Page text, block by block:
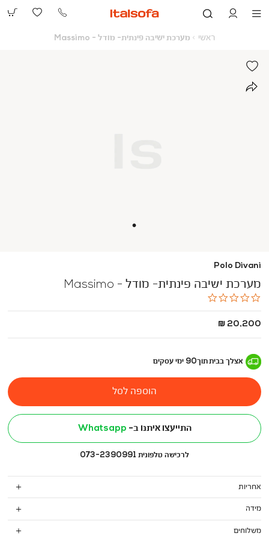
073-
ראשי ראשי
מערכת ישיבה פינתית- מודל - Massimo
Polo Divani
מערכת ישיבה פינתית- מודל - Massimo
החל
20,200 ₪
אצלך בביתתוך90 ימי עסקים
הוספה לסל
התייעצו איתנו ב- Whatsapp
לרכישה טלפונית 073-2390991
אחריות
מידה
משלוחים